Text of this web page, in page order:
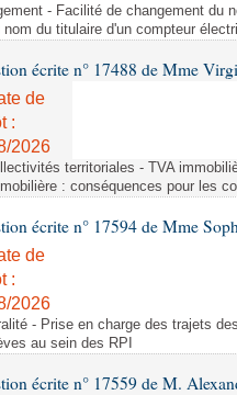
- Facilité de changement du
nom du titulaire d'un compteur
écrite n° 17488 de Mme
de
:
2026
territoriales - TVA
: conséquences pour les
écrite n° 17594 de Mme
de
:
2026
- Prise en charge des trajets
au sein des RPI
écrite n° 17559 de M.